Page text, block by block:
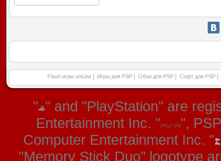
Flash игры onLine Игры для PSP Обои для PSP Софт для PSP
" " and "PlayStation" are
Entertainment Inc. "
",
Computer Entertainment Inc. "
"Memory Stick Duo" logotype